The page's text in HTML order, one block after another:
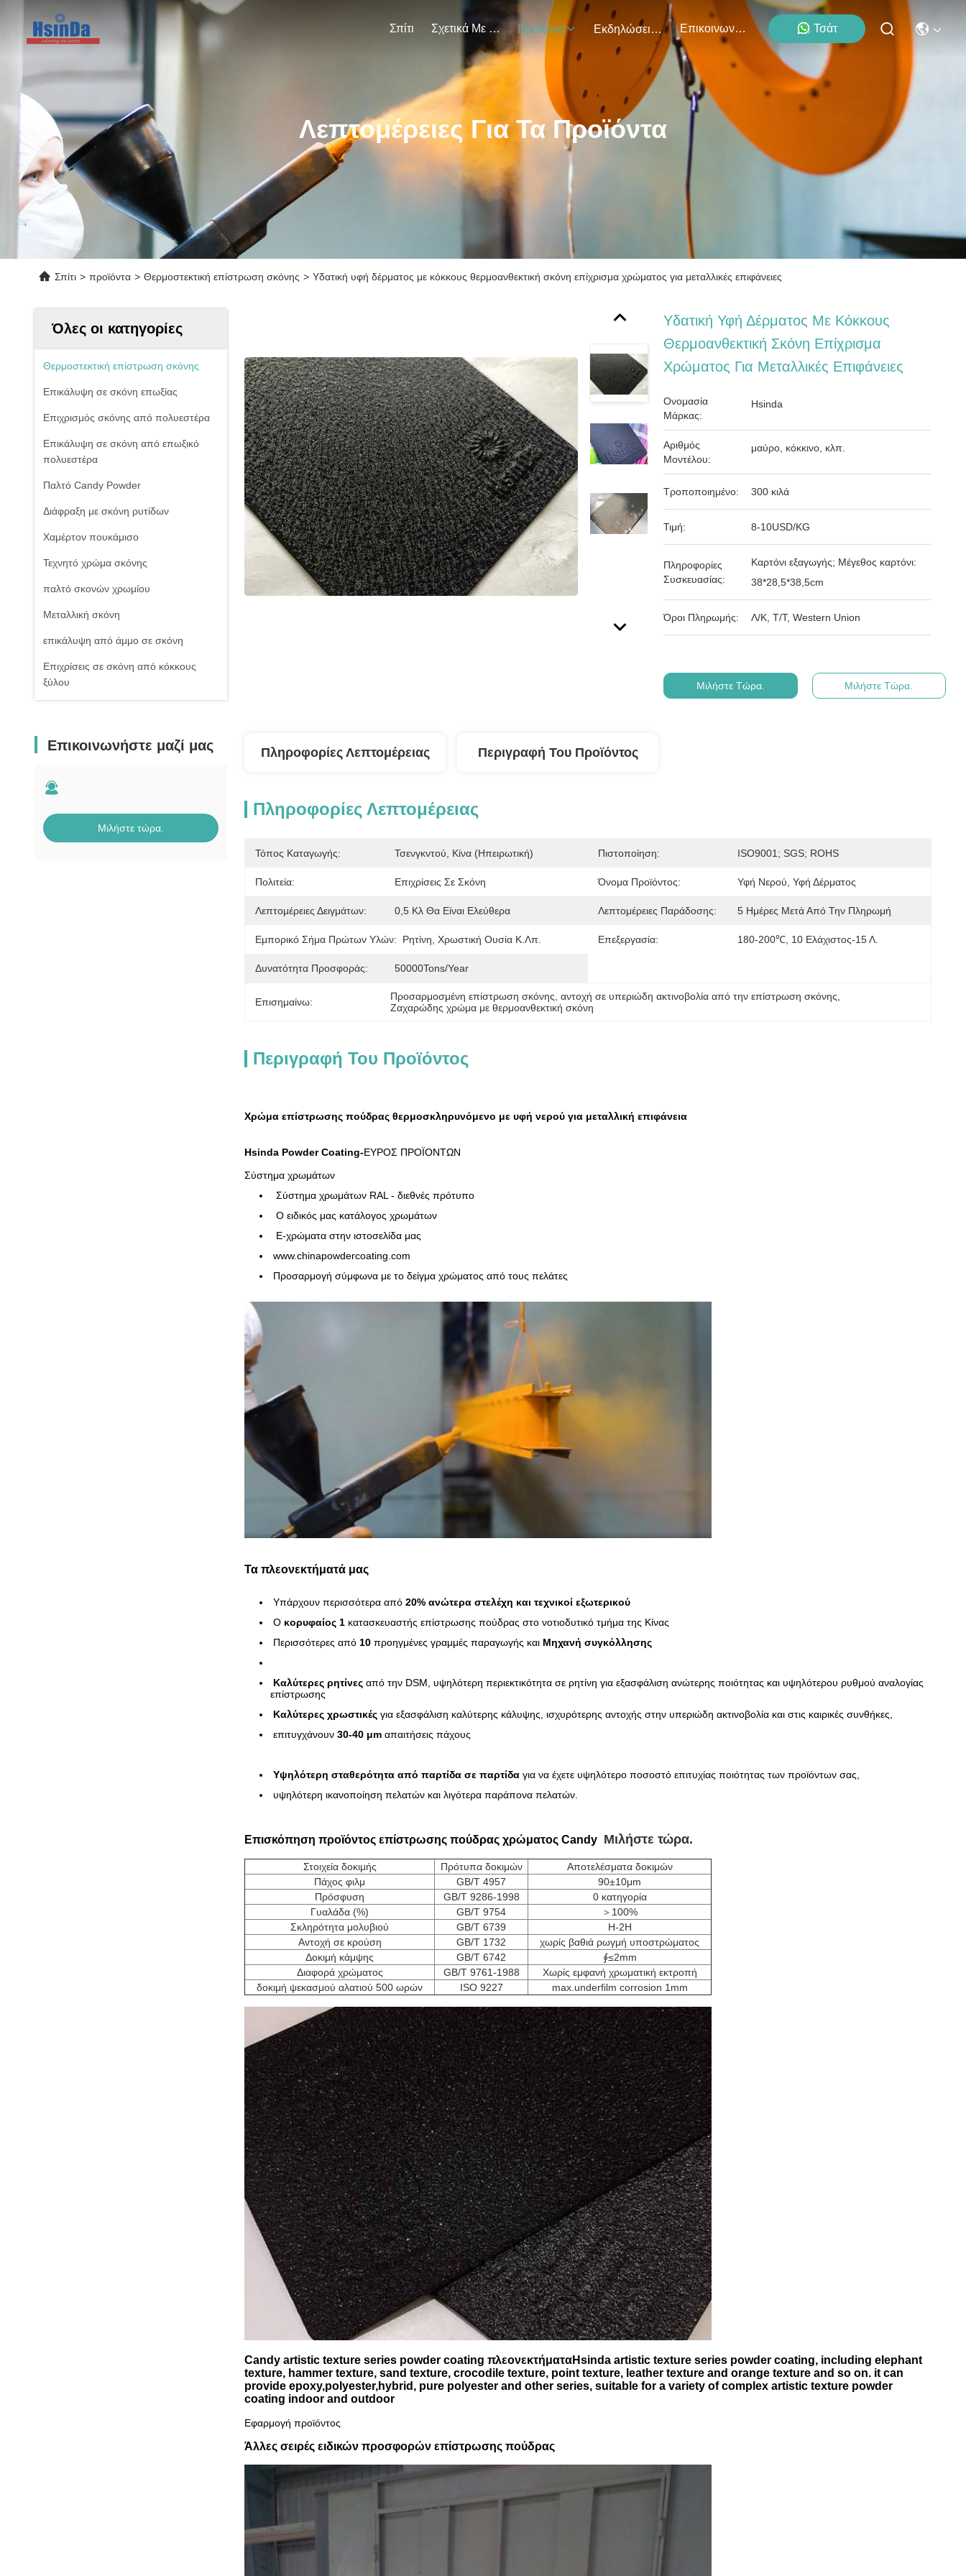
Σπίτι Σχετικά Με Εμάς Προϊόντα Εκδηλώσεις Επικοινωνήστε Μαζί Μας Τσάτ
Λεπτομέρειες Για Τα Προϊόντα
Σπίτι > προϊόντα > Θερμοστεκτική επίστρωση σκόνης > Υδατική υφή δέρματος με κόκκους θερμοανθεκτική σκόνη επίχρισμα χρώματος για μεταλλικές επιφάνειες
Όλες οι κατηγορίες
Θερμοστεκτική επίστρωση σκόνης
Επικάλυψη σε σκόνη επωξίας
Επιχρισμός σκόνης από πολυεστέρα
Επικάλυψη σε σκόνη από επωξικό
πολυεστέρα
Παλτό Candy Powder
Διάφραξη με σκόνη ρυτίδων
Χαμέρτον πουκάμισο
Τεχνητό χρώμα σκόνης
παλτό σκονών χρωμίου
Μεταλλική σκόνη
επικάλυψη από άμμο σε σκόνη
Επιχρίσεις σε σκόνη από κόκκους
ξύλου
Επικοινωνήστε μαζί μας
Μιλήστε τώρα.
Υδατική Υφή Δέρματος Με Κόκκους
Θερμοανθεκτική Σκόνη Επίχρισμα
Χρώματος Για Μεταλλικές Επιφάνειες
Ονομασία
Μάρκας:
Hsinda
Αριθμός
Μοντέλου:
μαύρο, κόκκινο, κλπ.
Τροποποιημένο: 300 κιλά
Τιμή: 8-10USD/KG
Πληροφορίες
Συσκευασίας:
Καρτόνι εξαγωγής; Μέγεθος καρτόνι:
38*28,5*38,5cm
Όροι Πληρωμής: Λ/Κ, Τ/Τ, Western Union
Μιλήστε Τώρα. Μιλήστε Τώρα.
Πληροφορίες Λεπτομέρειας Περιγραφή Του Προϊόντος
Πληροφορίες Λεπτομέρειας
Τόπος Καταγωγής: Τσενγκντού, Κίνα (ηπειρωτική) Πιστοποίηση: ISO9001; SGS; ROHS
Πολιτεία: Επιχρίσεις Σε Σκόνη Όνομα Προϊόντος: Υφή Νερού, Υφή Δέρματος
Λεπτομέρειες Δειγμάτων: 0,5 Κλ Θα Είναι Ελεύθερα Λεπτομέρειες Παράδοσης: 5 Ημέρες Μετά Από Την Πληρωμή
Εμπορικό Σήμα Πρώτων Υλών: Ρητίνη, Χρωστική Ουσία Κ.λπ. Επεξεργασία: 180-200℃, 10 Ελάχιστος-15 Λ.
Δυνατότητα Προσφοράς: 50000Tons/Year
Επισημαίνω: Προσαρμοσμένη επίστρωση σκόνης , αντοχή σε υπεριώδη ακτινοβολία από την επίστρωση σκόνης
Ζαχαρώδης χρώμα με θερμοανθεκτική σκόνη
Περιγραφή Του Προϊόντος
Χρώμα επίστρωσης πούδρας θερμοσκληρυνόμενο με υφή νερού για μεταλλική επιφάνεια
Hsinda Powder Coating-ΕΥΡΟΣ ΠΡΟΪΟΝΤΩΝ
Σύστημα χρωμάτων
Σύστημα χρωμάτων RAL - διεθνές πρότυπο
Ο ειδικός μας κατάλογος χρωμάτων
E-χρώματα στην ιστοσελίδα μας
www.chinapowdercoating.com
Προσαρμογή σύμφωνα με το δείγμα χρώματος από τους πελάτες
Τα πλεονεκτήματά μας
Υπάρχουν περισσότερα από 20% ανώτερα στελέχη και τεχνικοί εξωτερικού
Ο κορυφαίος 1 κατασκευαστής επίστρωσης πούδρας στο νοτιοδυτικό τμήμα της Κίνας
Περισσότερες από 10 προηγμένες γραμμές παραγωγής και Μηχανή συγκόλλησης
Καλύτερες ρητίνες από την DSM, υψηλότερη περιεκτικότητα σε ρητίνη για εξασφάλιση ανώτερης ποιότητας και υψηλότερου ρυθμού αναλογίας
επίστρωσης
Καλύτερες χρωστικές για εξασφάλιση καλύτερης κάλυψης, ισχυρότερης αντοχής στην υπεριώδη ακτινοβολία και στις καιρικές συνθήκες,
επιτυγχάνουν 30-40 μm απαιτήσεις πάχους
Υψηλότερη σταθερότητα από παρτίδα σε παρτίδα για να έχετε υψηλότερο ποσοστό επιτυχίας ποιότητας των προϊόντων σας,
υψηλότερη ικανοποίηση πελατών και λιγότερα παράπονα πελατών.
Επισκόπηση προϊόντος επίστρωσης πούδρας χρώματος Candy Μιλήστε τώρα.
Στοιχεία δοκιμής Πρότυπα δοκιμών
Αποτελέσματα δοκιμών
Πάχος φιλμ
GB/T 4957
90±10μm
Πρόσφυση
GB/T 9286-1998
0 κατηγορία
Γυαλάδα (%)
GB/T 9754
＞100%
Σκληρότητα μολυβιού
GB/T 6739
H-2H
Αντοχή σε κρούση
GB/T 1732
χωρίς βαθιά ρωγμή υποστρώματος
Δοκιμή κάμψης
GB/T 6742
∮≤2mm
Διαφορά χρώματος
GB/T 9761-1988
Χωρίς εμφανή χρωματική εκτροπή
δοκιμή ψεκασμού αλατιού 500 ωρών
ISO 9227 max.underfilm corrosion 1mm
Candy artistic texture series powder coating πλεονεκτήματαHsinda artistic texture series powder coating, including elephant
texture, hammer texture, sand texture, crocodile texture, point texture, leather texture and orange texture and so on. it can
provide epoxy,polyester,hybrid, pure polyester and other series, suitable for a variety of complex artistic texture powder
coating indoor and outdoor
Εφαρμογή προϊόντος
Άλλες σειρές ειδικών προσφορών επίστρωσης πούδρας